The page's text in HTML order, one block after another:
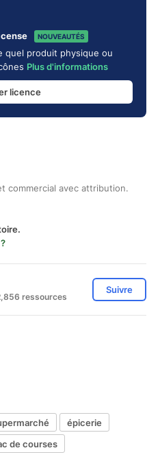
NOUVEAUTÉS
quel produit physique ou
Plus d'informations
licence
commercial avec attribution.
ressources
Suivre
épicerie
de courses